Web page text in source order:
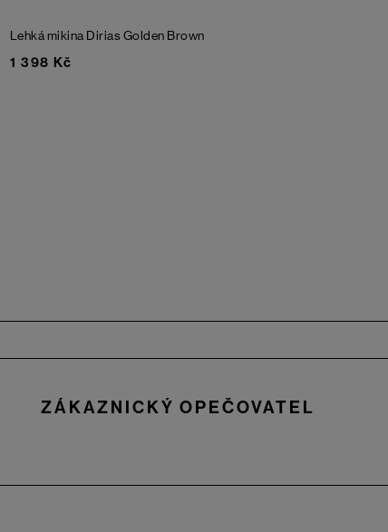
Lehká mikina DiriasGolden Brown
1 398 Kč
ZÁKAZNICKÝ OPEČOVATEL